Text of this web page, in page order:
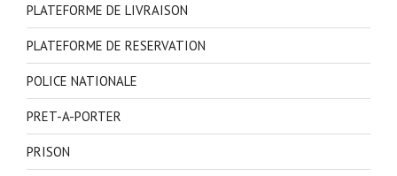
PLATEFORME DE LIVRAISON
PLATEFORME DE RESERVATION
POLICE NATIONALE
PRET-A-PORTER
PRISON